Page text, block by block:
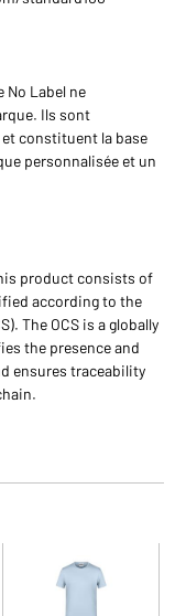
No Label ne
Ils sont
constituent la base
personnalisée et un
product consists of
according to the
The OCS is a globally
the presence and
ensures traceability